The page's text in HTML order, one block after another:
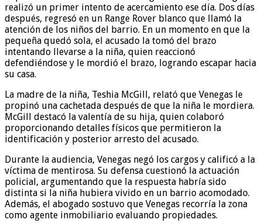
realizó un primer intento de acercamiento ese día. Dos días
después, regresó en un Range Rover blanco que llamó la
atención de los niños del barrio. En un momento en que la
pequeña quedó sola, el acusado la tomó del brazo
intentando llevarse a la niña, quien reaccionó
defendiéndose y le mordió el brazo, logrando escapar hacia
su casa.
La madre de la niña, Teshia McGill, relató que Venegas le
propinó una cachetada después de que la niña le mordiera.
McGill destacó la valentía de su hija, quien colaboró
proporcionando detalles físicos que permitieron la
identificación y posterior arresto del acusado.
Durante la audiencia, Venegas negó los cargos y calificó a la
víctima de mentirosa. Su defensa cuestionó la actuación
policial, argumentando que la respuesta habría sido
distinta si la niña hubiera vivido en un barrio acomodado.
Además, el abogado sostuvo que Venegas recorría la zona
como agente inmobiliario evaluando propiedades.